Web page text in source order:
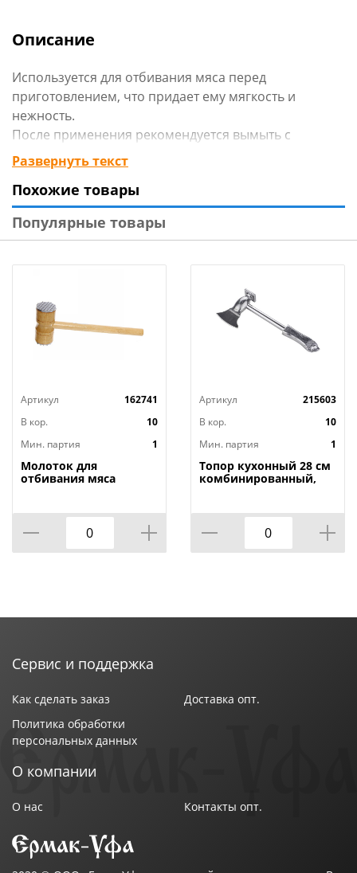
Описание
Используется для отбивания мяса перед
приготовлением, что придает ему мягкость и
нежность.
После применения рекомендуется вымыть с
помощью губки или мягкой щетки с
использованием жидких моющих средств
Изготовлен из алюминия.
Развернуть текст
Похожие товары
Популярные товары
Артикул
162741
В кор.
10
Мин. партия
1
Молоток для
отбивания мяса
Артикул
215603
В кор.
10
Мин. партия
1
Топор кухонный 28 см
комбинированный,
1/50
Сервис и поддержка
Как сделать заказ
Политика обработки
персональных данных
Доставка опт.
О компании
О нас Контакты опт.